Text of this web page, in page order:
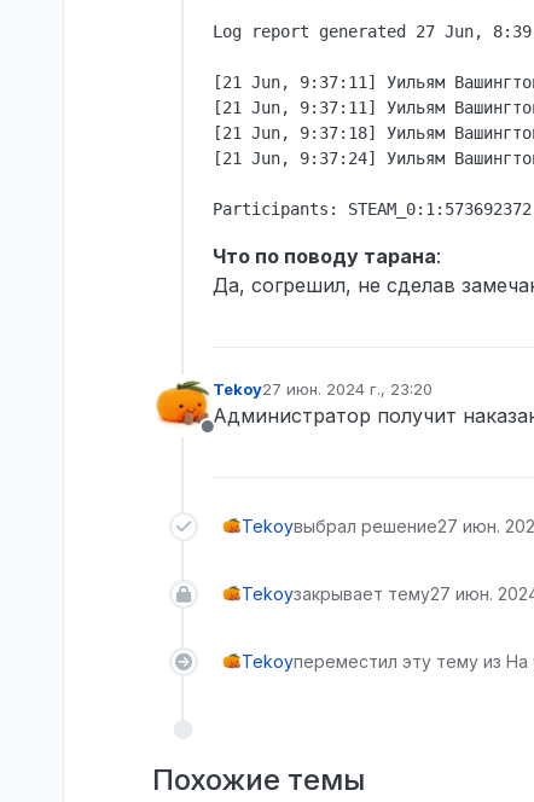
Сейчас ребят это
судит.
Log report generated 27 Jun,
[21 Jun, 9:37:11] Уильям
[21 Jun, 9:37:11] Уильям
[21 Jun, 9:37:18] Уильям
[21 Jun, 9:37:24] Уильям
Что по поводу тарана:
Да, согрешил, не сделав
Не в сети
Tekoy27 июн. 2024 г., 23:20
отредактировано
Администратор получит
Tekoyвыбрал решение27 июн.
Tekoyзакрывает тему27 июн.
Tekoyпереместил эту тему из
Похожие темы